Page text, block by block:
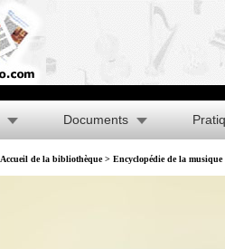
Documents
Accueil de la bibliothèque> Encyclopédie de la